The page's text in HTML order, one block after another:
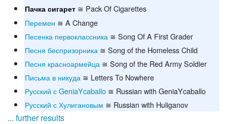
Пачка сигарет ≅ Pack Of Cigarettes
Перемен ≅ A Change
Песенка первоклассника ≅ Song Of A First Grader
Песня беспризорника ≅ Song of the Homeless Child
Песня красноармейца ≅ Song of the Red Army Soldier
Письма в никуда ≅ Letters To Nowhere
Русский с GeniaYcaballo ≅ Russian with GeniaYcaballo
Русский с Хулигановым ≅ Russian with Huliganov
... further results